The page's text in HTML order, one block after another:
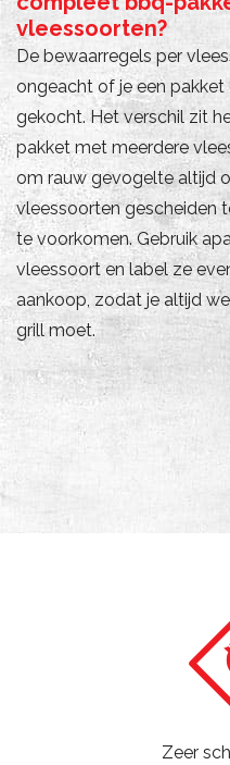
vleessoorten?
De bewaarregels per
ongeacht of je een
gekocht. Het verschil zit
pakket met meerdere
om rauw gevogelte altijd
vleessoorten gescheiden
te voorkomen. Gebruik
vleessoort en label ze
aankoop, zodat je altijd
grill moet.
Zeer